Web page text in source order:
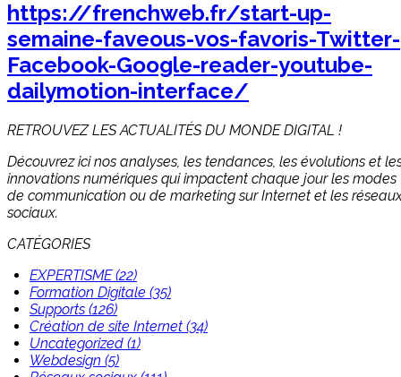
https://frenchweb.fr/start-up-
semaine-faveous-vos-favoris-Twitter-
Facebook-Google-reader-youtube-
dailymotion-interface/
RETROUVEZ LES ACTUALITÉS DU MONDE DIGITAL !
Découvrez ici nos analyses, les tendances, les évolutions et
innovations numériques qui impactent chaque jour les modes
de communication ou de marketing sur Internet et les
sociaux.
CATÉGORIES
EXPERTISME (22)
Formation Digitale (35)
Supports (126)
Création de site Internet (34)
Uncategorized (1)
Webdesign (5)